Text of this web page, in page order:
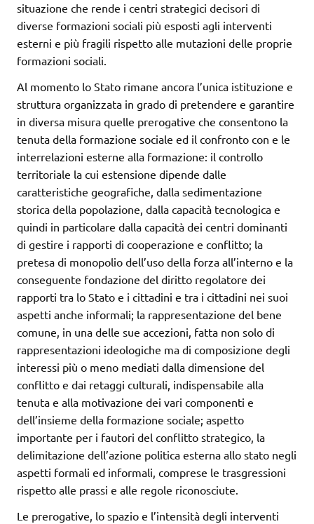
situazione che rende i centri strategici decisori di
diverse formazioni sociali più esposti agli interventi
esterni e più fragili rispetto alle mutazioni delle proprie
formazioni sociali.
Al momento lo Stato rimane ancora l’unica istituzione e
struttura organizzata in grado di pretendere e garantire
in diversa misura quelle prerogative che consentono la
tenuta della formazione sociale ed il confronto con e le
interrelazioni esterne alla formazione: il controllo
territoriale la cui estensione dipende dalle
caratteristiche geografiche, dalla sedimentazione
storica della popolazione, dalla capacità tecnologica e
quindi in particolare dalla capacità dei centri dominanti
di gestire i rapporti di cooperazione e conflitto; la
pretesa di monopolio dell’uso della forza all’interno e la
conseguente fondazione del diritto regolatore dei
rapporti tra lo Stato e i cittadini e tra i cittadini nei suoi
aspetti anche informali; la rappresentazione del bene
comune, in una delle sue accezioni, fatta non solo di
rappresentazioni ideologiche ma di composizione degli
interessi più o meno mediati dalla dimensione del
conflitto e dai retaggi culturali, indispensabile alla
tenuta e alla motivazione dei vari componenti e
dell’insieme della formazione sociale; aspetto
importante per i fautori del conflitto strategico, la
delimitazione dell’azione politica esterna allo stato negli
aspetti formali ed informali, comprese le trasgressioni
rispetto alle prassi e alle regole riconosciute.
Le prerogative, lo spazio e l’intensità degli interventi